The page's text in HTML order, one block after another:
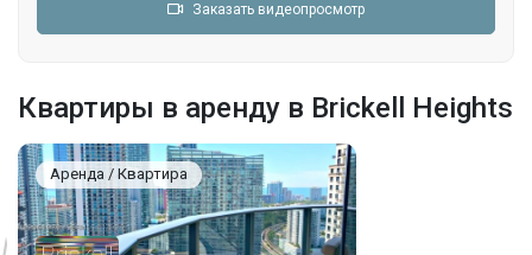
Заказать видеопросмотр
Квартиры в аренду в Brickell Heights
Аренда / Квартира